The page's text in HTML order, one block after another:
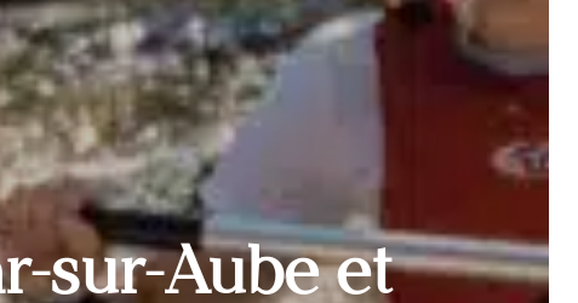
sur-Aube et